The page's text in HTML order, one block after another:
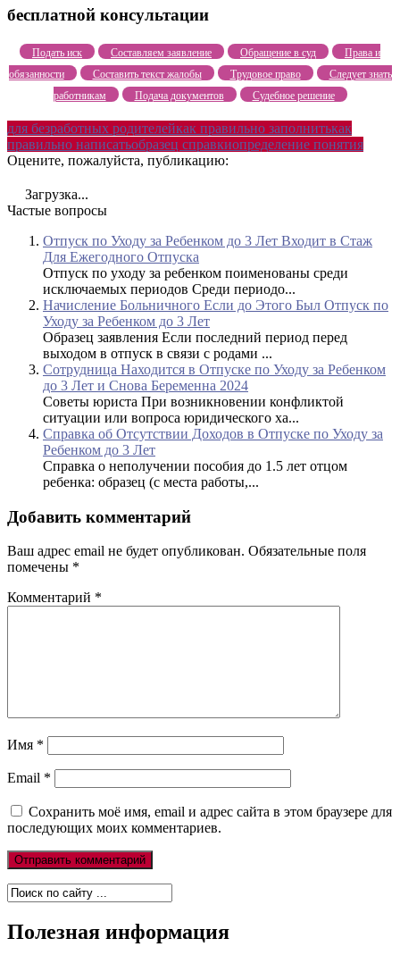
бесплатной консультации
Подать иск Составляем заявление Обращение в суд
Права и
обязанности
Составить текст жалобы Трудовое право
Следует знать
работникам
Подача документов Судебное решение
для безработных родителейкак правильно заполнитькак
правильно написатьобразец справкиопределение понятия
Оцените, пожалуйста, публикацию:
Загрузка...
Частые вопросы
Отпуск по Уходу за Ребенком до 3 Лет Входит в Стаж
Для Ежегодного Отпуска
Отпуск по уходу за ребенком поименованы среди
исключаемых периодов Среди периодо...
Начисление Больничного Если до Этого Был Отпуск по
Уходу за Ребенком до 3 Лет
Образец заявления Если последний период перед
выходом в отпуск в связи с родами ...
Сотрудница Находится в Отпуске по Уходу за Ребенком
до 3 Лет и Снова Беременна 2024
Советы юриста При возникновении конфликтой
ситуации или вопроса юридического ха...
Справка об Отсутствии Доходов в Отпуске по Уходу за
Ребенком до 3 Лет
Справка о неполучении пособия до 1.5 лет отцом
ребенка: образец (с места работы,...
Добавить комментарий
Ваш адрес email не будет опубликован. Обязательные поля
помечены *
Комментарий *
Имя *
Email *
Сохранить моё имя, email и адрес сайта в этом браузере для
последующих моих комментариев.
Полезная информация